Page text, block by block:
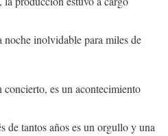
inolvidable para miles de
concierto, es un acontecimiento
de tantos años es un orgullo y una